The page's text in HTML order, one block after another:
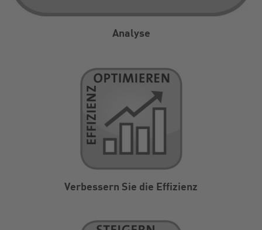
Analyse
Verbessern Sie die Effizienz